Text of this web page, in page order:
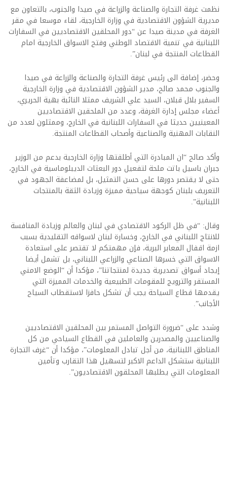
نظمت غرفة التجارة والصناعة والزراعة في صيدا والجنوب، بالتعاون مع
مديرية الشؤون الاقتصادية في وزارة الخارجية، لقاء موسعا في مقر
الغرفة في مدينة صيدا عن “دور المحلقين الاقتصاديين في السفارات
اللبنانية في تنمية الاقتصاد الوطني وفتح الاسواق الخارجية امام
القطاعات المنتجة في لبنان”.
وحضر، إضافة الى رئيس غرفة التجارة والصناعة والزراعة في صيدا
والجنوب محمد صالح، مدير الشؤون الاقتصادية في وزارة الخارجية
السفير بلال قبلان، السيد علي الشريف ممثلا النائبة بهية الحريري،
أعضاء مجلس إدارة الغرفة، وعدد من الملحقين الاقتصاديين
المعينيين حديثا في السفارات اللبنانية في الخارج، وممثلون لعدد من
النقابات المهنية والصناعية وأصحاب القطاعات المنتجة.
وأكد صالح “ان المبادرة التي أطلقتها وزارة الخارجية بدعم من الوزير
جبران باسيل باتت ملحة لتفعيل دور البعثات الديبلوماسية في الخارج،
حتى لا يقتصر دورها على حسن التمثيل، بل لمضاعفة الجهود في
التعريف بلبنان كوجهة سياحية مميزة وزيادة الثقة بالمنتجات
اللبنانية”.
وقال: “في ظل الركود الاقتصادي في لبنان والعالم وزيادة المنافسة
للانتاج اللبناني في الخارج، وخسارة لبنان لاسواقه التقليدية بسبب
ازمة اقفال المعابر البرية، فإن مهمتكم لا تقتصر على استعادة
الاسواق التي خسرها الصناعي والزراعي اللبناني، بل تشمل أيضا
إيجاد أسواق تصديرية جديدة لمنتجاتنا”، مؤكدا أن “الوضع الامني
المستقر والترويج للمقومات الطبيعية والخدمات المميزة التي
يقدمها قطاع السياحة يجب أن تشكل حافزا لاستقطاب السياح
الأجانب”.
وشدد على “ضرورة التواصل المستمر بين المحلقين الاقتصاديين
والصناعيين والمصدرين والعاملين في القطاع السياحي من كل
المناطق اللبنانية، من أجل تبادل المعلومات”، مؤكدا أن “غرف التجارة
اللبنانية ستشكل الداعم الاكبر لتسهيل هذا التقارب وتأمين
المعلومات التي يطلبها المحلقون الاقتصاديون”.